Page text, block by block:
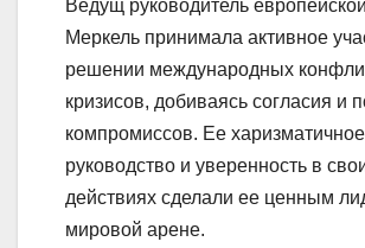
Ведущ руководитель
Меркель принимала активное
решении международных
кризисов, добиваясь согласия и
компромиссов. Ее харизматичное
руководство и уверенность в
действиях сделали ее ценным
мировой арене.